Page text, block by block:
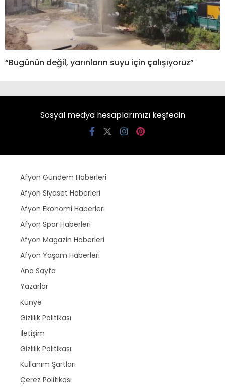
“Bugünün değil, yarınların suyu için çalışıyoruz”
Sosyal medya hesaplarımızı keşfedin
Afyon Gündem Haberleri
Afyon Siyaset Haberleri
Afyon Ekonomi Haberleri
Afyon Spor Haberleri
Afyon Magazin Haberleri
Afyon Yaşam Haberleri
Ana Sayfa
Yazarlar
Künye
Gizlilik Politikası
İletişim
Gizlilik Politikası
Kullanım Şartları
Çerez Politikası